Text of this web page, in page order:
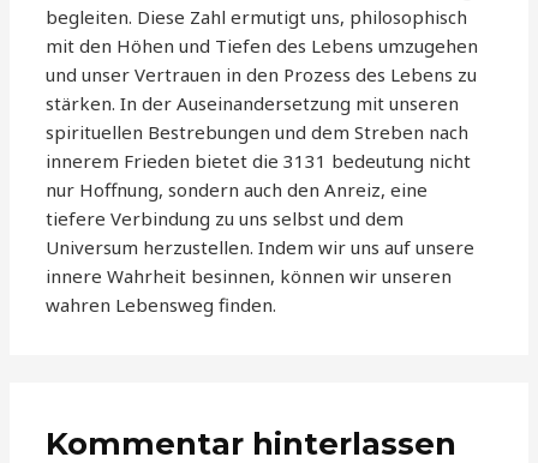
begleiten. Diese Zahl ermutigt uns, philosophisch
mit den Höhen und Tiefen des Lebens umzugehen
und unser Vertrauen in den Prozess des Lebens zu
stärken. In der Auseinandersetzung mit unseren
spirituellen Bestrebungen und dem Streben nach
innerem Frieden bietet die 3131 bedeutung nicht
nur Hoffnung, sondern auch den Anreiz, eine
tiefere Verbindung zu uns selbst und dem
Universum herzustellen. Indem wir uns auf unsere
innere Wahrheit besinnen, können wir unseren
wahren Lebensweg finden.
Kommentar hinterlassen